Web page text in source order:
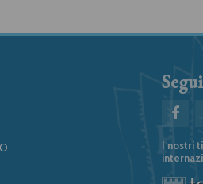
I nostri